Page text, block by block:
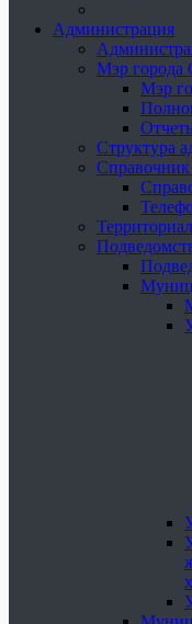
Администрация
Мэр города
Мэр
Структура